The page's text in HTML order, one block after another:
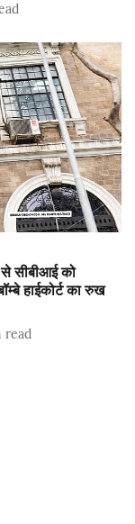
सीबीआई को
हाईकोर्ट का रुख
read